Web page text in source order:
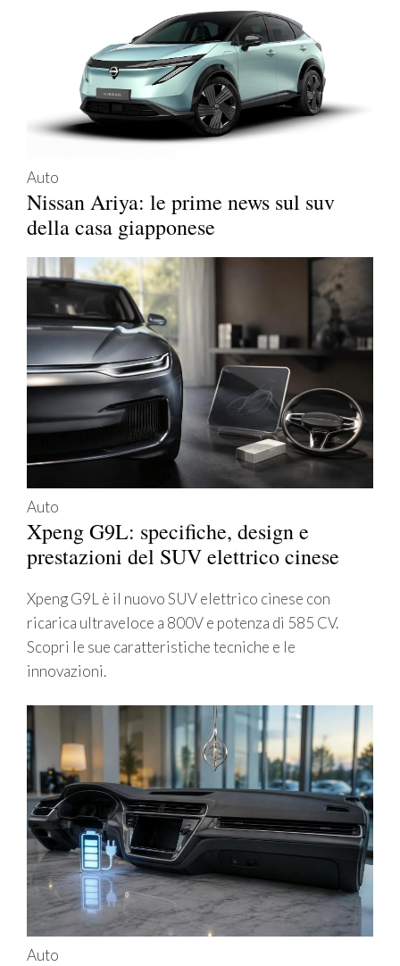
Auto
Nissan Ariya: le prime news sul suv
della casa giapponese
Auto
Xpeng G9L: specifiche, design e
prestazioni del SUV elettrico cinese
Xpeng G9L è il nuovo SUV elettrico cinese con
ricarica ultraveloce a 800V e potenza di 585 CV.
Scopri le sue caratteristiche tecniche e le
innovazioni.
Auto